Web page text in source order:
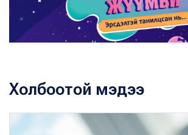
Холбоотой мэдээ